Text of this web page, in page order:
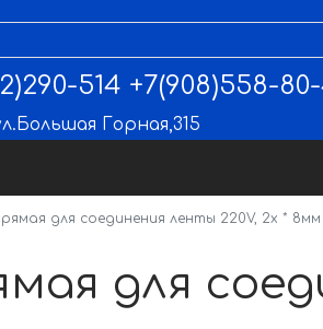
514 +7(908)558-
Горная,315
для соединения ленты 220V, 2x * 8мм
для